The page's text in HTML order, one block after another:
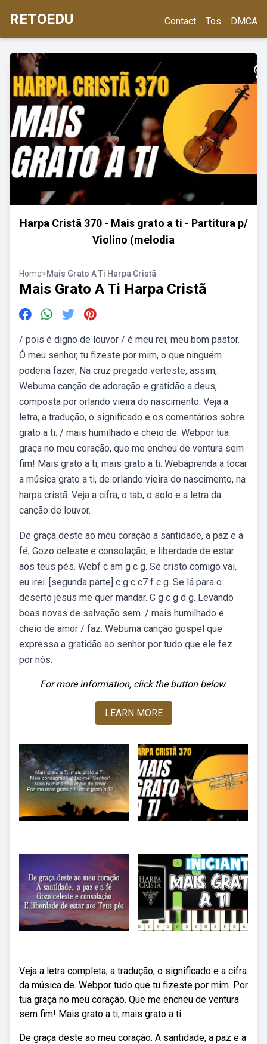
RETOEDU Contact Tos DMCA
Harpa Cristã 370 - Mais grato a ti - Partitura p/
Violino (melodia
Home>Mais Grato A Ti Harpa Cristã
Mais Grato A Ti Harpa Cristã
/ pois é digno de louvor / é meu rei, meu bom pastor.
Ó meu senhor, tu fizeste por mim, o que ninguém
poderia fazer; Na cruz pregado verteste, assim,.
Webuma canção de adoração e gratidão a deus,
composta por orlando vieira do nascimento. Veja a
letra, a tradução, o significado e os comentários sobre
grato a ti. / mais humilhado e cheio de. Webpor tua
graça no meu coração, que me encheu de ventura sem
fim! Mais grato a ti, mais grato a ti. Webaprenda a tocar
a música grato a ti, de orlando vieira do nascimento, na
harpa cristã. Veja a cifra, o tab, o solo e a letra da
canção de louvor.
De graça deste ao meu coração a santidade, a paz e a
fé; Gozo celeste e consolação, e liberdade de estar
aos teus pés. Webf c am g c g. Se cristo comigo vai,
eu irei. [segunda parte] c g c c7 f c g. Se lá para o
deserto jesus me quer mandar. C g c g d g. Levando
boas novas de salvação sem. / mais humilhado e
cheio de amor / faz. Webuma canção gospel que
expressa a gratidão ao senhor por tudo que ele fez
por nós.
For more information, click the button below.
LEARN MORE
Veja a letra completa, a tradução, o significado e a cifra
da música de. Webpor tudo que tu fizeste por mim. Por
tua graça no meu coração. Que me encheu de ventura
sem fim! Mais grato a ti, mais grato a ti.
De graça deste ao meu coração. A santidade, a paz e a